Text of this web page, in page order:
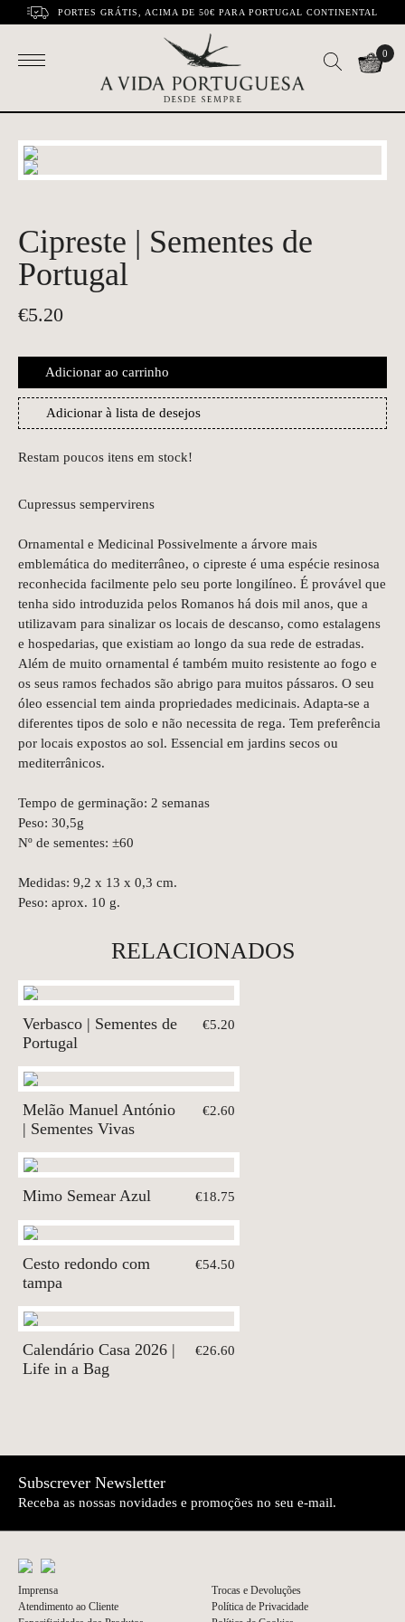
PORTES GRÁTIS, ACIMA DE 50€ PARA PORTUGAL CONTINENTAL
0
Cipreste | Sementes de
Portugal
€5.20
Adicionar ao carrinho
Adicionar à lista de desejos
Restam poucos itens em stock!
Cupressus sempervirens
Ornamental e Medicinal Possivelmente a árvore mais
emblemática do mediterrâneo, o cipreste é uma espécie resinosa
reconhecida facilmente pelo seu porte longilíneo. É provável que
tenha sido introduzida pelos Romanos há dois mil anos, que a
utilizavam para sinalizar os locais de descanso, como estalagens
e hospedarias, que existiam ao longo da sua rede de estradas.
Além de muito ornamental é também muito resistente ao fogo e
os seus ramos fechados são abrigo para muitos pássaros. O seu
óleo essencial tem ainda propriedades medicinais. Adapta-se a
diferentes tipos de solo e não necessita de rega. Tem preferência
por locais expostos ao sol. Essencial em jardins secos ou
mediterrânicos.
Tempo de germinação: 2 semanas
Peso: 30,5g
Nº de sementes: ±60
Medidas: 9,2 x 13 x 0,3 cm.
Peso: aprox. 10 g.
RELACIONADOS
Verbasco | Sementes de
Portugal
€5.20
Melão Manuel António
| Sementes Vivas
€2.60
Mimo Semear Azul €18.75
Cesto redondo com
tampa
€54.50
Calendário Casa 2026 |
Life in a Bag
€26.60
Subscrever Newsletter
Receba as nossas novidades e promoções no seu e-mail.
Imprensa
Atendimento ao Cliente
Trocas e Devoluções
Política de Privacidade